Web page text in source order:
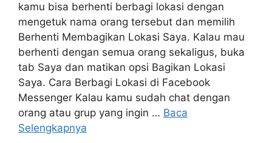
kamu bisa berhenti berbagi lokasi dengan
mengetuk nama orang tersebut dan memilih
Berhenti Membagikan Lokasi Saya. Kalau mau
berhenti dengan semua orang sekaligus, buka
tab Saya dan matikan opsi Bagikan Lokasi
Saya. Cara Berbagi Lokasi di Facebook
Messenger Kalau kamu sudah chat dengan
orang atau grup yang ingin … Baca
Selengkapnya